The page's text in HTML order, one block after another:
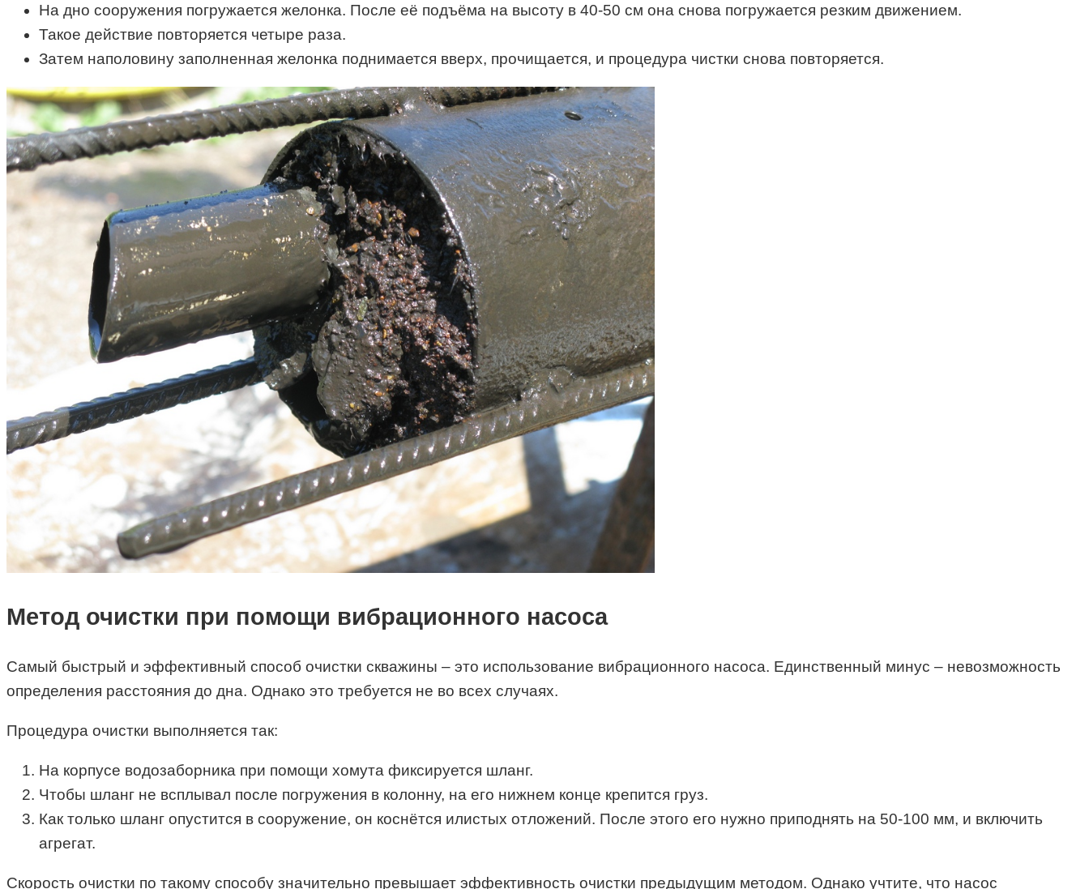
На дно сооружения погружается желонка. После её подъёма на высоту в 40-50 см она снова погружается резким движением.
Такое действие повторяется четыре раза.
Затем наполовину заполненная желонка поднимается вверх, прочищается, и процедура чистки снова повторяется.
Метод очистки при помощи вибрационного насоса
Самый быстрый и эффективный способ очистки скважины – это использование вибрационного насоса. Единственный минус – невозможность
определения расстояния до дна. Однако это требуется не во всех случаях.
Процедура очистки выполняется так:
На корпусе водозаборника при помощи хомута фиксируется шланг.
Чтобы шланг не всплывал после погружения в колонну, на его нижнем конце крепится груз.
Как только шланг опустится в сооружение, он коснётся илистых отложений. После этого его нужно приподнять на 50-100 мм, и включить
агрегат.
Скорость очистки по такому способу значительно превышает эффективность очистки предыдущим методом. Однако учтите, что насос